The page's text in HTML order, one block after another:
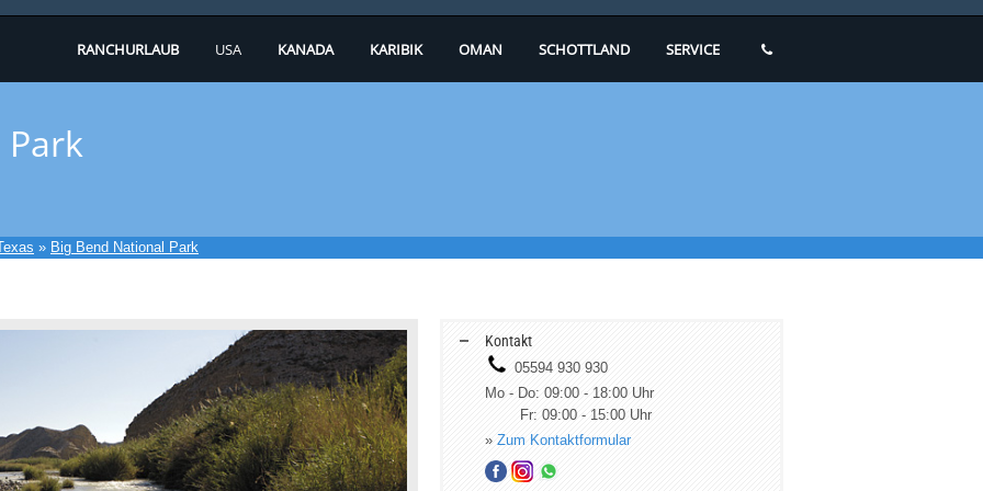
RANCHURLAUB USA KANADA KARIBIK OMAN SCHOTTLAND SERVICE
» Big Bend National Park
Kontakt
05594 930 930
Mo - Do: 09:00 - 18:00 Uhr
Fr: 09:00 - 15:00 Uhr
» Zum Kontaktformular